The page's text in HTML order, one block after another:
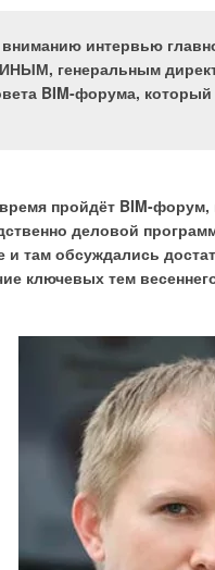
интервью
генеральным
BIM-форума,
пройдёт BIM-
деловой
там обсуждались
ключевых тем
роль играют данные.
источников и в
информационного
этой технологией мы
среде данных.
технологии в группе
BIM-технологий в
в качестве
этой платформы мы
для проектных и
рецензирования
проекта.